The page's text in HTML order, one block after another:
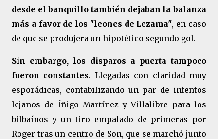
desde el banquillo también dejaban la balanza
más a favor de los "leones de Lezama", en caso
de que se produjera un hipotético segundo gol.
Sin embargo, los disparos a puerta tampoco
fueron constantes. Llegadas con claridad muy
esporádicas, contabilizando un par de intentos
lejanos de Íñigo Martínez y Villalibre para los
bilbaínos y un tiro empalado de primeras por
Roger tras un centro de Son, que se marchó junto